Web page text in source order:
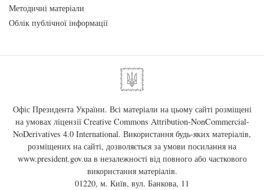
Методичні матеріали
Облік публічної інформації
Офіс Президента України. Всі матеріали на цьому сайті розміщені
на умовах ліцензії Creative Commons Attribution-NonCommercial-
NoDerivatives 4.0 International. Використання будь-яких матеріалів,
розміщених на сайті, дозволяється за умови посилання на
www.president.gov.uaв незалежності від повного або часткового
використання матеріалів.
01220, м. Київ, вул. Банкова, 11